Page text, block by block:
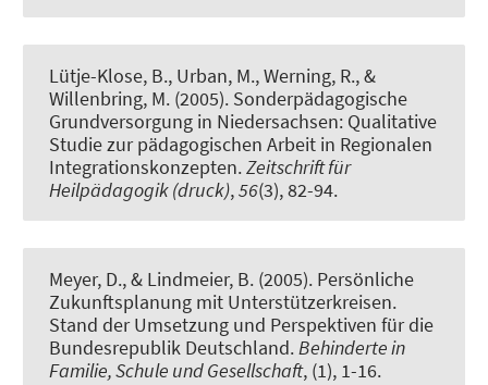
Lütje-Klose, B., Urban, M., Werning, R., &
Willenbring, M. (2005). Sonderpädagogische
Grundversorgung in Niedersachsen: Qualitative
Studie zur pädagogischen Arbeit in Regionalen
Integrationskonzepten.Zeitschrift für
Heilpädagogik (druck),56(3), 82-94.
Meyer, D., & Lindmeier, B. (2005). Persönliche
Zukunftsplanung mit Unterstützerkreisen.
Stand der Umsetzung und Perspektiven für die
Bundesrepublik Deutschland.Behinderte in
Familie, Schule und Gesellschaft, (1), 1-16.